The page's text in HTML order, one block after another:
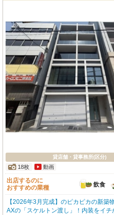
貸店舗・貸事務所(区分)
18枚 動画
出店するのに
おすすめの業種
飲食
【2026年3月完成】のピカピカの新築
AXの「スケルトン渡し」！内装をイ